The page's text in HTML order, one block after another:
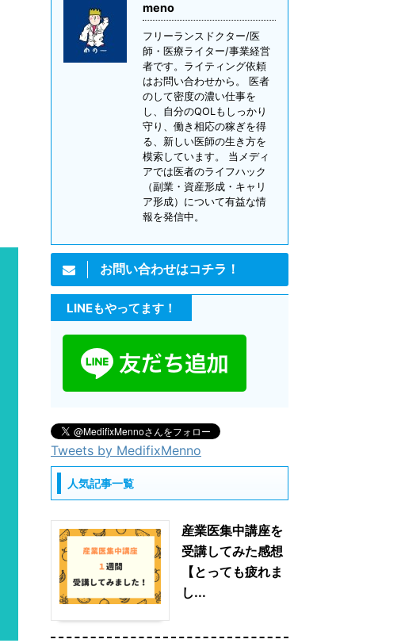
meno
フリーランスドクター/医
師・医療ライター/事業経営
者です。ライティング依頼
はお問い合わせから。 医者
のして密度の濃い仕事を
し、自分のQOLもしっかり
守り、働き相応の稼ぎを得
る、新しい医師の生き方を
模索しています。 当メディ
アでは医者のライフハック
（副業・資産形成・キャリ
ア形成）について有益な情
報を発信中。
お問い合わせはコチラ！
LINEもやってます！
Tweets by MedifixMenno
人気記事一覧
産業医集中講座を
受講してみた感想
【とっても疲れま
し...